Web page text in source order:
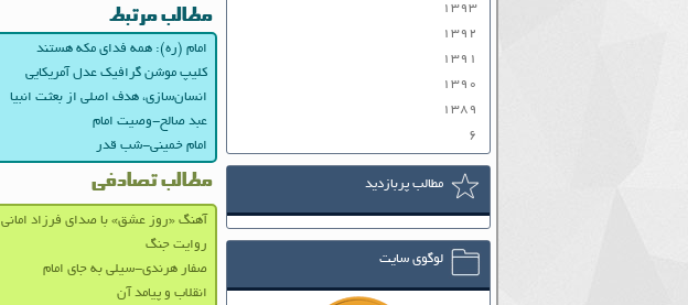
مطالب مرتبط
امام (ره): همه فدای مکه هستند
کلیپ موشن گرافیک عدل آمریکایی
انسان‌سازی، هدف اصلی از بعثت انبیا
عبد صالح-وصیت امام
امام خمینی-شب قدر
مطالب تصادفی
آهنگ «روز عشق» با صدای فرزاد امانی
روایت جنگ
صفار هرندی-سیلی به جای امام
انقلاب و پیامد آن
۱۳۹۳
۱۳۹۲
۱۳۹۱
۱۳۹۰
۱۳۸۹
۶
مطالب پربازدید
لوگوی سایت